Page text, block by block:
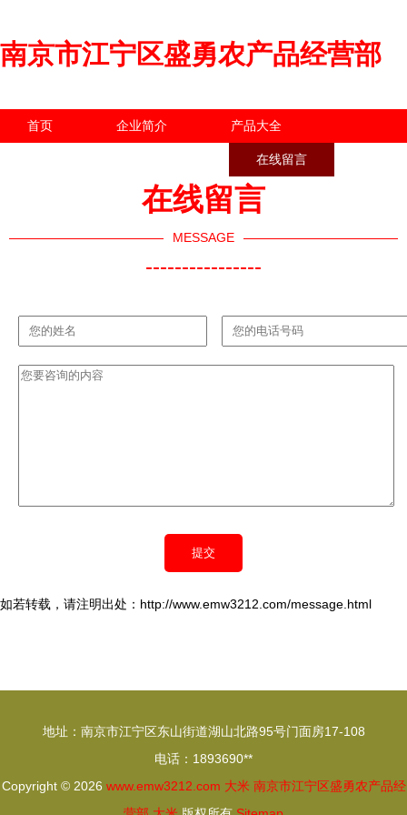
南京市江宁区盛勇农产品经营部
首页 企业简介 产品大全
在线留言
在线留言
MESSAGE
----------------
如若转载，请注明出处：http://www.emw3212.com/message.html
地址：南京市江宁区东山街道湖山北路95号门面房17-108
电话：1893690**
Copyright © 2026 www.emw3212.com 大米 南京市江宁区盛勇农产品经